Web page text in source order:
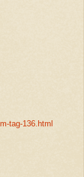
tag-136.html